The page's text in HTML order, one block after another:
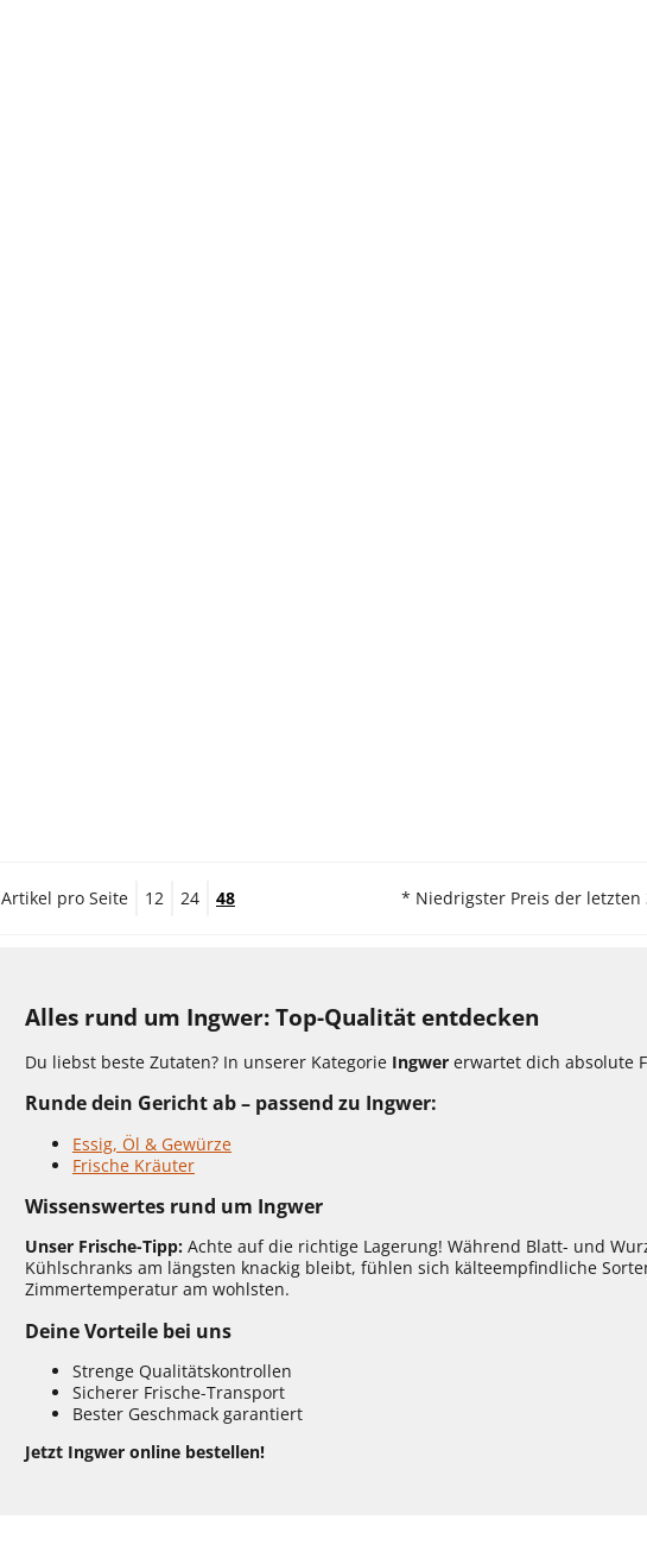
Artikel pro Seite 12 24 48 * Niedrigster Preis der letzten
Alles rund um Ingwer: Top-Qualität entdecken
Du liebst beste Zutaten? In unserer Kategorie Ingwer erwartet dich absolute
Runde dein Gericht ab – passend zu Ingwer:
Essig, Öl & Gewürze
Frische Kräuter
Wissenswertes rund um Ingwer
Unser Frische-Tipp: Achte auf die richtige Lagerung! Während Blatt- und
Kühlschranks am längsten knackig bleibt, fühlen sich kälteempfindliche
Zimmertemperatur am wohlsten.
Deine Vorteile bei uns
Strenge Qualitätskontrollen
Sicherer Frische-Transport
Bester Geschmack garantiert
Jetzt Ingwer online bestellen!